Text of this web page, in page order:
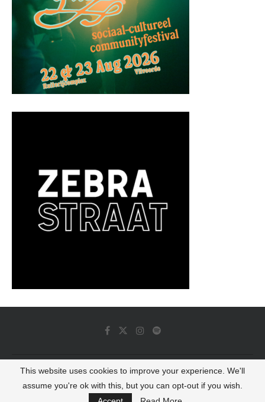
© 2022 - Luminous Dash All Rights Reserved
BACK TO TOP
This website uses cookies to improve your experience. We'll
assume you're ok with this, but you can opt-out if you wish.